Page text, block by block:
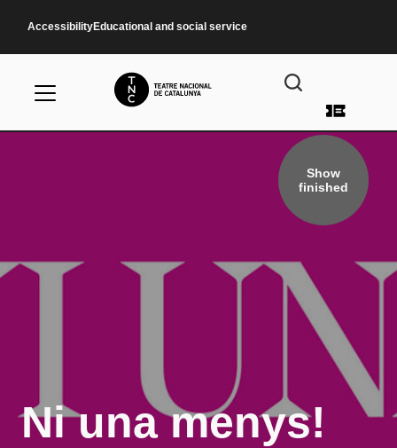
AccessibilityEducational and social service
User
Show
finished
Ni una menys!